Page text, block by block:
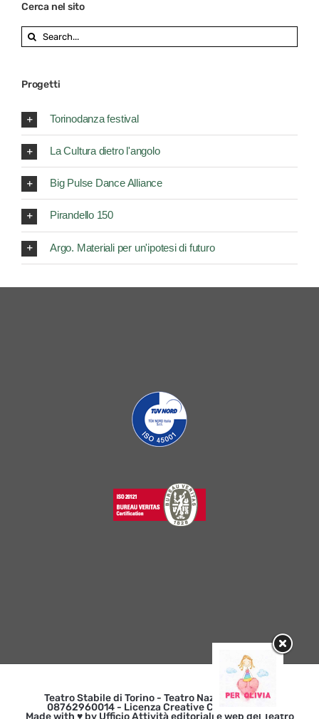
Cerca nel sito
Search
for:
Progetti
Torinodanza festival
La Cultura dietro l'angolo
Big Pulse Dance Alliance
Pirandello 150
Argo. Materiali per un'ipotesi di futuro
Teatro Stabile di Torino - Teatro Nazionale | p. iva
08762960014 - Licenza Creative Commons 3.0
Made with ♥ by Ufficio Attività editoriali e web del Teatro